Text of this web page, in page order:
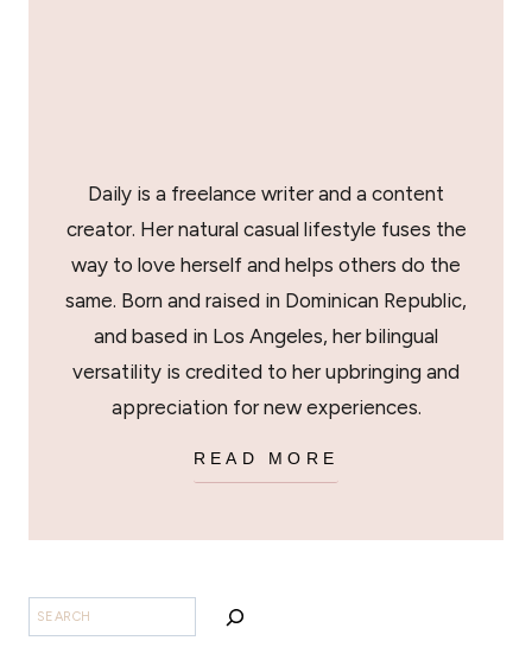
Daily is a freelance writer and a content
creator. Her natural casual lifestyle fuses the
way to love herself and helps others do the
same. Born and raised in Dominican Republic,
and based in Los Angeles, her bilingual
versatility is credited to her upbringing and
appreciation for new experiences.
READ MORE